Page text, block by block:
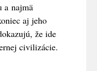
a najmä
aj jeho
že ide
civilizácie.